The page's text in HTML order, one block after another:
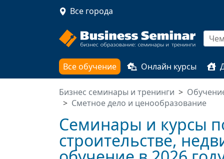
Все города
Все обучение Онлайн курсы
Бизнес семинары и тренинги
Сметное дело и ценообразование
Семинары и курсы
строительстве,